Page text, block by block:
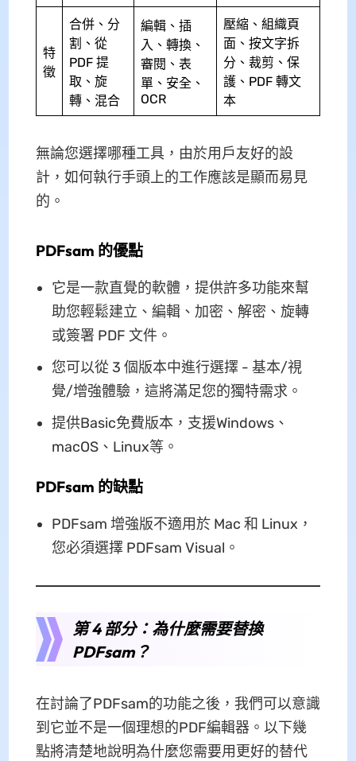
特
徵
合併、分
割、從
PDF 提
取、旋
轉、混合
編輯、插
入、轉換、
審閱、表
單、安全、
OCR
壓縮、組織頁
面、按文字拆
分、裁剪、保
護、PDF 轉文
本
無論您選擇哪種工具，由於用戶友好的設
計，如何執行手頭上的工作應該是顯而易見
的。
PDFsam 的優點
它是一款直覺的軟體，提供許多功能來幫
助您輕鬆建立、編輯、加密、解密、旋轉
或簽署 PDF 文件。
您可以從 3 個版本中進行選擇 - 基本/視
覺/增強體驗，這將滿足您的獨特需求。
提供Basic免費版本，支援Windows、
macOS、Linux等。
PDFsam 的缺點
PDFsam 增強版不適用於 Mac 和 Linux，
您必須選擇 PDFsam Visual。
第 4 部分：為什麼需要替換
PDFsam？
在討論了PDFsam的功能之後，我們可以意識
到它並不是一個理想的PDF編輯器。以下幾
點將清楚地說明為什麼您需要用更好的替代